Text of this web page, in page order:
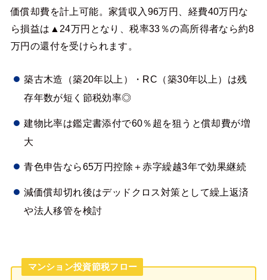
価償却費を計上可能。家賃収入96万円、経費40万円な
ら損益は▲24万円となり、税率33％の高所得者なら約8
万円の還付を受けられます。
築古木造（築20年以上）・RC（築30年以上）は残
存年数が短く節税効率◎
建物比率は鑑定書添付で60％超を狙うと償却費が増
大
青色申告なら65万円控除＋赤字繰越3年で効果継続
減価償却切れ後はデッドクロス対策として繰上返済
や法人移管を検討
マンション投資節税フロー